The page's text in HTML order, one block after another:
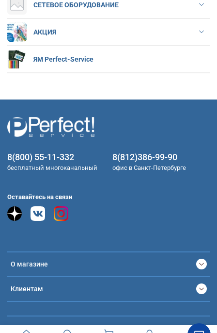
СЕТЕВОЕ ОБОРУДОВАНИЕ
АКЦИЯ
ЯМ Perfect-Service
О магазине
Клиентам
8(800) 55-11-332
бесплатный многоканальный
8(812)386-99-90
офис в Санкт-Петербурге
Оставайтесь на связи